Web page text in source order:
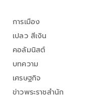
การเมือง
เปลว สีเงิน
คอลัมนิสต์
บทความ
เศรษฐกิจ
ข่าวพระราชสำนัก